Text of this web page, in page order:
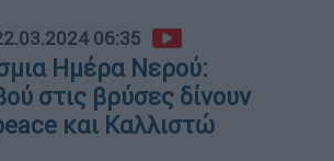
06:35
Ημέρα Νερού:
στις βρύσες δίνουν
και Καλλιστώ